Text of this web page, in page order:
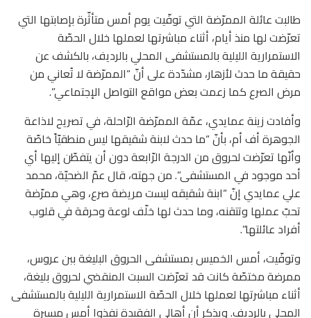
طالبت عائلة الممرّضة التي توفّيت يوم أمس متأثّرة بإصابتها التي
تعرّضت لها منذ أيام، أثناء مباشرتها لعملها خلال الحصّة
الاستمرارية الليلية بالمستشفى المحلي بالرديف، بالكشف عن
حقيقة ما حدث لأزهار، مشدّدة على أنّ “الممرّضة لا تُعاني من
مرض الصرع كما زعمت بعض مواقع التواصل الإجتماعي”.
وأفادت زينة عمايدي، عمّة الممرّضة الرّاحلة، في تصريح لاذاعة
الجوهرة أف أم، بأنّ “ما حدث لابنة شقيقها ليس منطقيّاً خاصّة
وأنّها تعرّضت لحروق من الدرجة الرّابعة دون أن يتفطّن إليها أي
أحد موجود في المستشفى”. من جهته، قال عمّ الضحيّة، محمد
علي عمايدي إنّ “ابنة شقيقه ليست مريضة صرع، وهي ممرّضة
تحبّ عملها وتتقنه، وما حدث لها خلّف لوعة وحرقة في قلوب
أفراد عائلتها”.
وتوفّيت، أمس الخميس بمستشفى الحروق البليغة ببن عروس،
ممرضة مختصّة كانت قد تعرّضت السبت المنقضي لحروق بليغة،
أثناء مباشرتها لعملها خلال الحصّة الاستمرارية الليلية بالمستشفى
المحلي بالرديف. ويذكر أن أهالي الفقيدة نفذوا أمس مسيرة